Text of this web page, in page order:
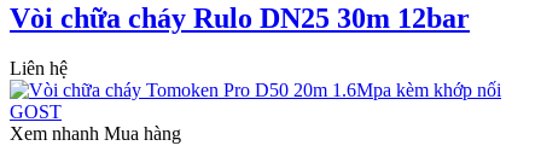
Vòi chữa cháy Rulo DN25 30m 12bar
Liên hệ
Xem nhanh Mua hàng